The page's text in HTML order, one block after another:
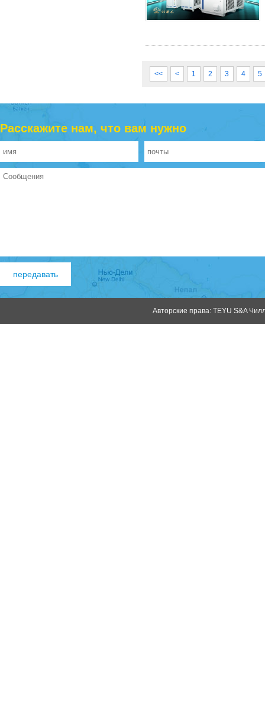
<< < 1 2 3 4 5
Расскажите нам, что вам нужно
Авторские права: TEYU S&A